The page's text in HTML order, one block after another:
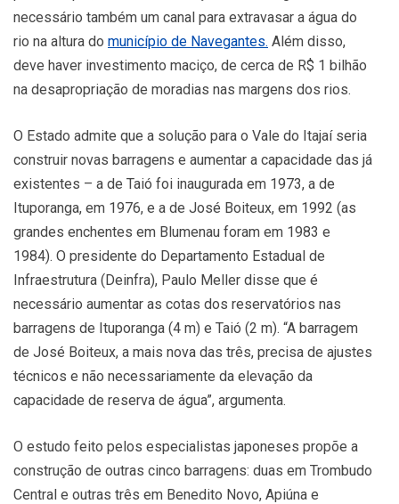
necessário também um canal para extravasar a água do
rio na altura do município de Navegantes. Além disso,
deve haver investimento maciço, de cerca de R$ 1 bilhão
na desapropriação de moradias nas margens dos rios.
O Estado admite que a solução para o Vale do Itajaí seria
construir novas barragens e aumentar a capacidade das já
existentes – a de Taió foi inaugurada em 1973, a de
Ituporanga, em 1976, e a de José Boiteux, em 1992 (as
grandes enchentes em Blumenau foram em 1983 e
1984). O presidente do Departamento Estadual de
Infraestrutura (Deinfra), Paulo Meller disse que é
necessário aumentar as cotas dos reservatórios nas
barragens de Ituporanga (4 m) e Taió (2 m). “A barragem
de José Boiteux, a mais nova das três, precisa de ajustes
técnicos e não necessariamente da elevação da
capacidade de reserva de água”, argumenta.
O estudo feito pelos especialistas japoneses propõe a
construção de outras cinco barragens: duas em Trombudo
Central e outras três em Benedito Novo, Apiúna e